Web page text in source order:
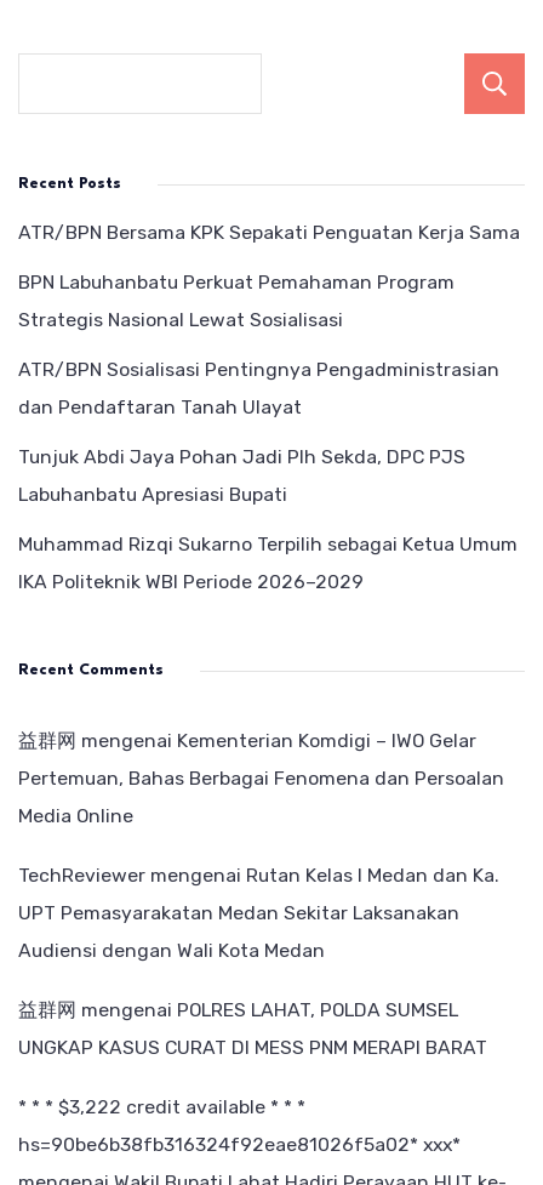
Recent Posts
ATR/BPN Bersama KPK Sepakati Penguatan Kerja Sama
BPN Labuhanbatu Perkuat Pemahaman Program
Strategis Nasional Lewat Sosialisasi
ATR/BPN Sosialisasi Pentingnya Pengadministrasian
dan Pendaftaran Tanah Ulayat
Tunjuk Abdi Jaya Pohan Jadi Plh Sekda, DPC PJS
Labuhanbatu Apresiasi Bupati
Muhammad Rizqi Sukarno Terpilih sebagai Ketua Umum
IKA Politeknik WBI Periode 2026–2029
Recent Comments
益群网 mengenai Kementerian Komdigi – IWO Gelar
Pertemuan, Bahas Berbagai Fenomena dan Persoalan
Media Online
TechReviewer mengenai Rutan Kelas I Medan dan Ka.
UPT Pemasyarakatan Medan Sekitar Laksanakan
Audiensi dengan Wali Kota Medan
益群网 mengenai POLRES LAHAT, POLDA SUMSEL
UNGKAP KASUS CURAT DI MESS PNM MERAPI BARAT
* * * $3,222 credit available * * *
hs=90be6b38fb316324f92eae81026f5a02* ххх*